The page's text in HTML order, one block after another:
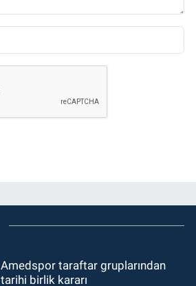
Amedspor taraftar gruplarından
tarihi birlik kararı